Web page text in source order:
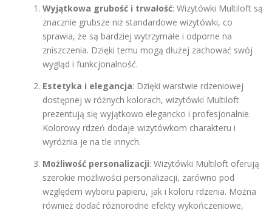
Wyjątkowa grubość i trwałość: Wizytówki Multiloft są
znacznie grubsze niż standardowe wizytówki, co
sprawia, że są bardziej wytrzymałe i odporne na
zniszczenia. Dzięki temu mogą dłużej zachować swój
wygląd i funkcjonalność.
Estetyka i elegancja: Dzięki warstwie rdzeniowej
dostępnej w różnych kolorach, wizytówki Multiloft
prezentują się wyjątkowo elegancko i profesjonalnie.
Kolorowy rdzeń dodaje wizytówkom charakteru i
wyróżnia je na tle innych.
Możliwość personalizacji: Wizytówki Multiloft oferują
szerokie możliwości personalizacji, zarówno pod
względem wyboru papieru, jak i koloru rdzenia. Można
również dodać różnorodne efekty wykończeniowe,